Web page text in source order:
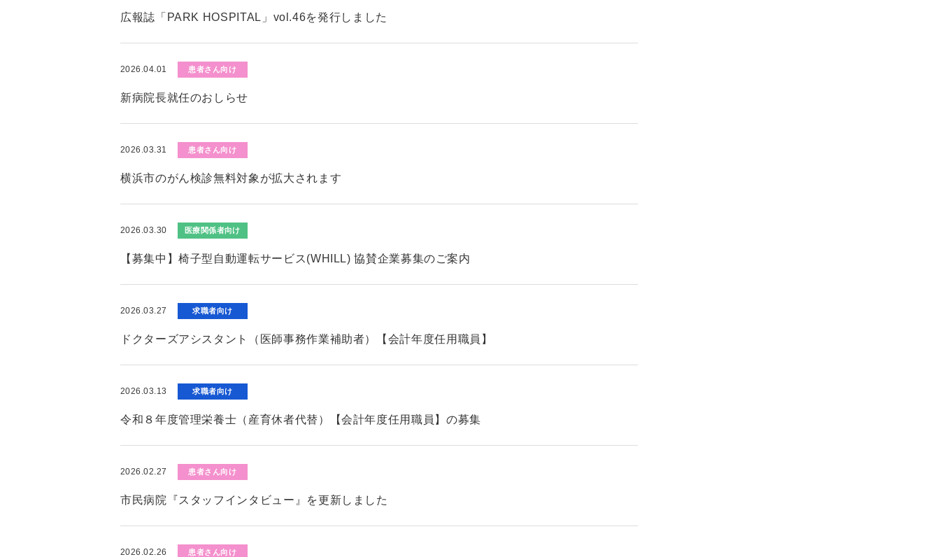
広報誌「PARK HOSPITAL」vol.46を発行しました
2026.04.01 患者さん向け
新病院長就任のおしらせ
2026.03.31 患者さん向け
横浜市のがん検診無料対象が拡大されます
2026.03.30 医療関係者向け
【募集中】椅子型自動運転サービス(WHILL) 協賛企業募集のご案内
2026.03.27 求職者向け
ドクターズアシスタント（医師事務作業補助者）【会計年度任用職員】
2026.03.13 求職者向け
令和８年度管理栄養士（産育休者代替）【会計年度任用職員】の募集
2026.02.27 患者さん向け
市民病院『スタッフインタビュー』を更新しました
2026.02.26 患者さん向け